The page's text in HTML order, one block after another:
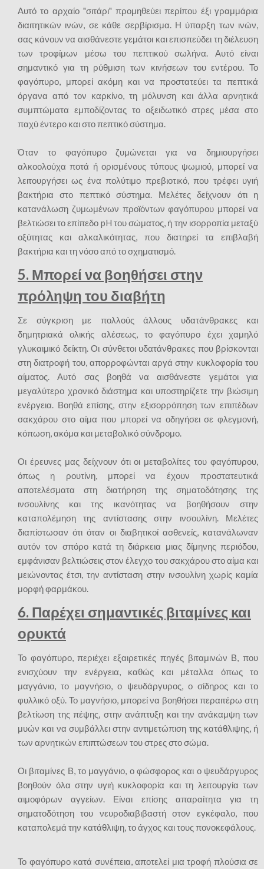
Αυτό το αρχαίο "σιτάρι" προμηθεύει περίπου έξι γραμμάρια
διαιτητικών ινών, σε κάθε σερβίρισμα. Η ύπαρξη των ινών,
σας κάνουν να αισθάνεστε γεμάτοι και επισπεύδει τη διέλευση
των τροφίμων μέσω του πεπτικού σωλήνα. Αυτό είναι
σημαντικό για τη ρύθμιση των κινήσεων του εντέρου. Το
φαγόπυρο, μπορεί ακόμη και να προστατεύει τα πεπτικά
όργανα από τον καρκίνο, τη μόλυνση και άλλα αρνητικά
συμπτώματα εμποδίζοντας το οξειδωτικό στρες μέσα στο
παχύ έντερο και στο πεπτικό σύστημα.
Όταν το φαγόπυρο ζυμώνεται για να δημιουργήσει
αλκοολούχα ποτά ή ορισμένους τύπους ψωμιού, μπορεί να
λειτουργήσει ως ένα πολύτιμο πρεβιοτικό, που τρέφει υγιή
βακτήρια στο πεπτικό σύστημα. Μελέτες δείχνουν ότι η
κατανάλωση ζυμωμένων προϊόντων φαγόπυρου μπορεί να
βελτιώσει το επίπεδο pH του σώματος, ή την ισορροπία μεταξύ
οξύτητας και αλκαλικότητας, που διατηρεί τα επιβλαβή
βακτήρια και τη νόσο από το σχηματισμό.
5. Μπορεί να βοηθήσει στην
πρόληψη του διαβήτη
Σε σύγκριση με πολλούς άλλους υδατάνθρακες και
δημητριακά ολικής αλέσεως, το φαγόπυρο έχει χαμηλό
γλυκαιμικό δείκτη. Οι σύνθετοι υδατάνθρακες που βρίσκονται
στη διατροφή του, απορροφώνται αργά στην κυκλοφορία του
αίματος. Αυτό σας βοηθά να αισθάνεστε γεμάτοι για
μεγαλύτερο χρονικό διάστημα και υποστηρίζετε την βιώσιμη
ενέργεια. Βοηθά επίσης, στην εξισορρόπηση των επιπέδων
σακχάρου στο αίμα που μπορεί να οδηγήσει σε φλεγμονή,
κόπωση, ακόμα και μεταβολικό σύνδρομο.
Οι έρευνες μας δείχνουν ότι οι μεταβολίτες του φαγόπυρου,
όπως η ρουτίνη, μπορεί να έχουν προστατευτικά
αποτελέσματα στη διατήρηση της σηματοδότησης της
ινσουλίνης και της ικανότητας να βοηθήσουν στην
καταπολέμηση της αντίστασης στην ινσουλίνη. Μελέτες
διαπίστωσαν ότι όταν οι διαβητικοί ασθενείς, κατανάλωναν
αυτόν τον σπόρο κατά τη διάρκεια μιας δίμηνης περιόδου,
εμφάνισαν βελτιώσεις στον έλεγχο του σακχάρου στο αίμα και
μειώνοντας έτσι, την αντίσταση στην ινσουλίνη χωρίς καμία
μορφή φαρμάκου.
6. Παρέχει σημαντικές βιταμίνες και
ορυκτά
Το φαγόπυρο, περιέχει εξαιρετικές πηγές βιταμινών Β, που
ενισχύουν την ενέργεια, καθώς και μέταλλα όπως το
μαγγάνιο, το μαγνήσιο, ο ψευδάργυρος, ο σίδηρος και το
φυλλικό οξύ. Το μαγνήσιο, μπορεί να βοηθήσει περαιτέρω στη
βελτίωση της πέψης, στην ανάπτυξη και την ανάκαμψη των
μυών και να συμβάλλει στην αντιμετώπιση της κατάθλιψης, ή
των αρνητικών επιπτώσεων του στρες στο σώμα.
Οι βιταμίνες Β, το μαγγάνιο, ο φώσφορος και ο ψευδάργυρος
βοηθούν όλα στην υγιή κυκλοφορία και τη λειτουργία των
αιμοφόρων αγγείων. Είναι επίσης απαραίτητα για τη
σηματοδότηση του νευροδιαβιβαστή στον εγκέφαλο, που
καταπολεμά την κατάθλιψη, το άγχος και τους πονοκεφάλους.
Το φαγόπυρο κατά συνέπεια, αποτελεί μια τροφή πλούσια σε